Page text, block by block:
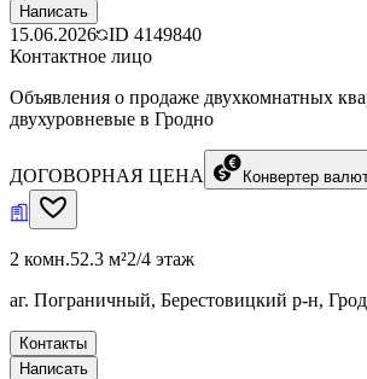
Написать
15.06.2026 ID 4149840
Контактное лицо
Объявления о продаже двухкомнатных
двухуровневые в Гродно
ДОГОВОРНАЯ ЦЕНА Конвертер
2 комн.52.3 м²2/4 этаж
аг. Пограничный, Берестовицкий р-н,
Контакты
Написать